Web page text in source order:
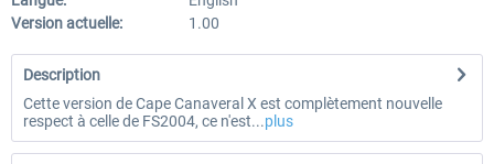
Version actuelle:
1.00
Description
Cette version de Cape Canaveral X est complètement nouvelle
respect à celle de FS2004, ce n'est...plus